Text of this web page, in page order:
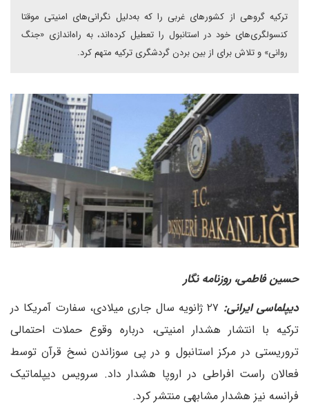
ترکیه گروهی از کشورهای غربی را که به‌دلیل نگرانی‌های امنیتی موقتا
کنسولگری‌های خود در استانبول را تعطیل کرده‌اند، به راه‌اندازی «جنگ
روانی» و تلاش برای از بین بردن گردشگری ترکیه متهم کرد.
حسین فاطمی، روزنامه نگار
دیپلماسی ایرانی:
۲۷ ژانویه سال جاری میلادی، سفارت آمریکا در
ترکیه با انتشار هشدار امنیتی، درباره وقوع حملات احتمالی
تروریستی در مرکز استانبول و در پی سوزاندن نسخ قرآن توسط
فعالان راست افراطی در اروپا هشدار داد. سرویس دیپلماتیک
فرانسه نیز هشدار مشابهی منتشر کرد.